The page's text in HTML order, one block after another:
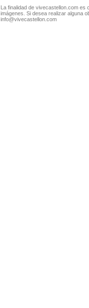
La finalidad de vivecastellon.com
imágenes. Si desea realizar alguna
info@vivecastellon.com